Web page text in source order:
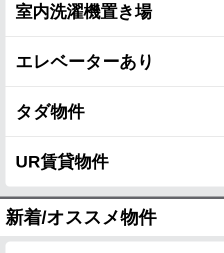
室内洗濯機置き場
エレベーターあり
タダ物件
UR賃貸物件
新着/オススメ物件